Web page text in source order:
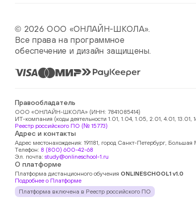
© 2026 ООО «ОНЛАЙН-ШКОЛА».
Все права на программное
обеспечение и дизайн защищены.
Правообладатель
ООО «ОНЛАЙН-ШКОЛА» (ИНН: 7841085414)
ИТ-компания (коды деятельности 1.01, 1.04, 1.05, 2.01, 4.01,
Реестр российского ПО (№ 15773)
Адрес и контакты
Адрес местонахождения: 191181, город Санкт-Петербург,
Телефон: 8 (800) 600-42-68
Эл. почта: study@onlineschool-1.ru
О платформе
Платформа дистанционного обучения ONLINESCHOOL1 v1.0
Подробнее о Платформе
Платформа включена в Реестр российского ПО